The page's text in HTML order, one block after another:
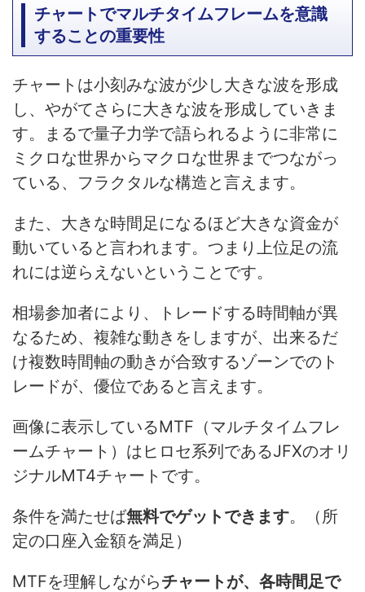
チャートでマルチタイムフレームを意識
することの重要性
チャートは小刻みな波が少し大きな波を形成
し、やがてさらに大きな波を形成していきま
す。まるで量子力学で語られるように非常に
ミクロな世界からマクロな世界までつながっ
ている、フラクタルな構造と言えます。
また、大きな時間足になるほど大きな資金が
動いていると言われます。つまり上位足の流
れには逆らえないということです。
相場参加者により、トレードする時間軸が異
なるため、複雑な動きをしますが、出来るだ
け複数時間軸の動きが合致するゾーンでのト
レードが、優位であると言えます。
画像に表示しているMTF（マルチタイムフレ
ームチャート）はヒロセ系列であるJFXのオリ
ジナルMT4チャートです。
条件を満たせば無料でゲットできます。（所
定の口座入金額を満足）
MTFを理解しながらチャートが、各時間足で